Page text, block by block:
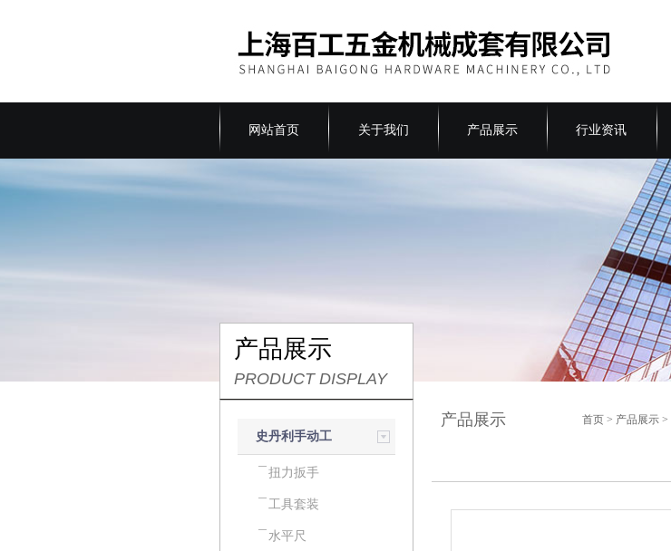
网站首页 关于我们 产品展示 行业资讯
产品展示
PRODUCT DISPLAY
史丹利手动工
扭力扳手
工具套装
水平尺
产品展示 首页 > 产品展示 >